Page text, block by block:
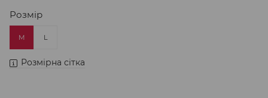
Розмір
M L
Розмірна сітка